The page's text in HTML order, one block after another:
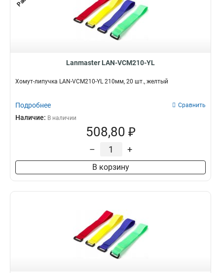
Lanmaster LAN-VCM210-YL
Хомут-липучка LAN-VCM210-YL 210мм, 20 шт., желтый
Подробнее Сравнить
Наличие: В наличии
508,80 ₽
– +
В корзину